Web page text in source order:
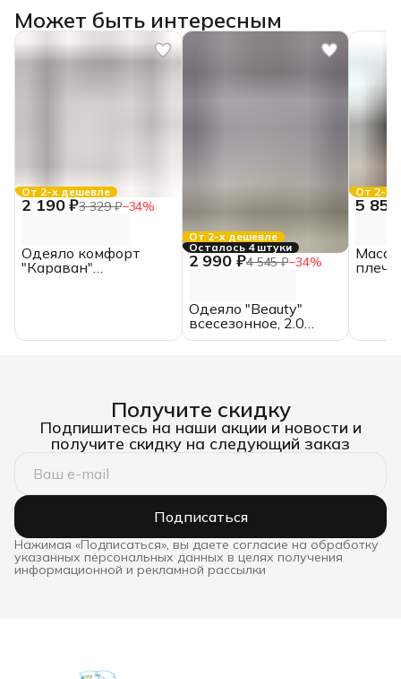
Может быть интересным
От 2-х дешевле
2 190 ₽3 329 ₽−34%
Одеяло комфорт
"Караван"
От 2-х дешевле
Осталось 4 штуки
2 990 ₽4 545 ₽−34%
Одеяло "Beauty"
всесезонное, 2.0
спальное,
От 2-х
5
плеч
Получите скидку
Подпишитесь на наши акции и новости и
получите скидку на следующий заказ
Подписаться
Нажимая «Подписаться», вы даете согласие на обработку
указанных персональных данных в целях получения
информационной и рекламной рассылки